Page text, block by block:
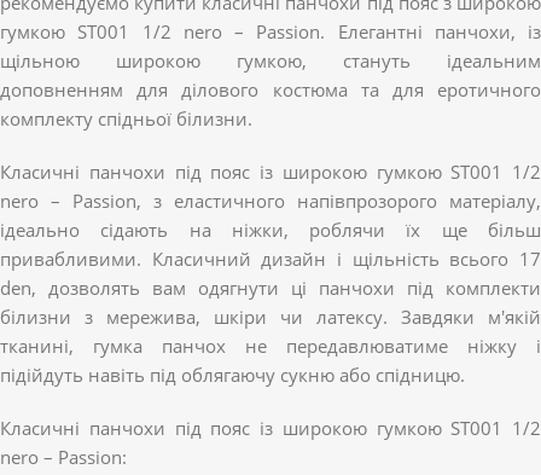
гумкою ST001 1/2 nero – Passion. Елегантні панчохи, із
щільною широкою гумкою, стануть ідеальним
доповненням для ділового костюма та для еротичного
комплекту спідньої білизни.
Класичні панчохи під пояс із широкою гумкою ST001 1/2
nero – Passion, з еластичного напівпрозорого матеріалу,
ідеально сідають на ніжки, роблячи їх ще більш
привабливими. Класичний дизайн і щільність всього 17
den, дозволять вам одягнути ці панчохи під комплекти
білизни з мережива, шкіри чи латексу. Завдяки м'якій
тканині, гумка панчох не передавлюватиме ніжку і
підійдуть навіть під облягаючу сукню або спідницю.
Класичні панчохи під пояс із широкою гумкою ST001 1/2
nero – Passion: